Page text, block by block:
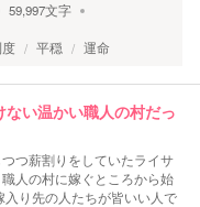
59,997文字
平穏 運命
い温かい職人の村だっ
つ薪割りをしていたライサ
人の村に嫁ぐところから始
り先の人たちが皆いい人で